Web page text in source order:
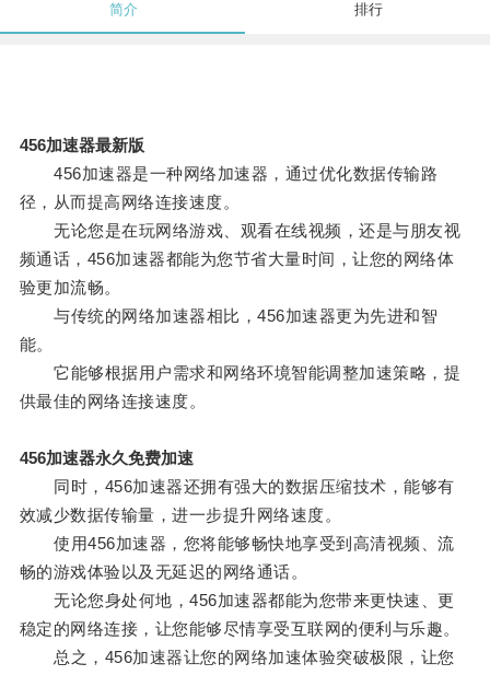
简介 排行
456加速器最新版
456加速器是一种网络加速器，通过优化数据传输路
径，从而提高网络连接速度。
无论您是在玩网络游戏、观看在线视频，还是与朋友视
频通话，456加速器都能为您节省大量时间，让您的网络体
验更加流畅。
与传统的网络加速器相比，456加速器更为先进和智
能。
它能够根据用户需求和网络环境智能调整加速策略，提
供最佳的网络连接速度。
456加速器永久免费加速
同时，456加速器还拥有强大的数据压缩技术，能够有
效减少数据传输量，进一步提升网络速度。
使用456加速器，您将能够畅快地享受到高清视频、流
畅的游戏体验以及无延迟的网络通话。
无论您身处何地，456加速器都能为您带来更快速、更
稳定的网络连接，让您能够尽情享受互联网的便利与乐趣。
总之，456加速器让您的网络加速体验突破极限，让您